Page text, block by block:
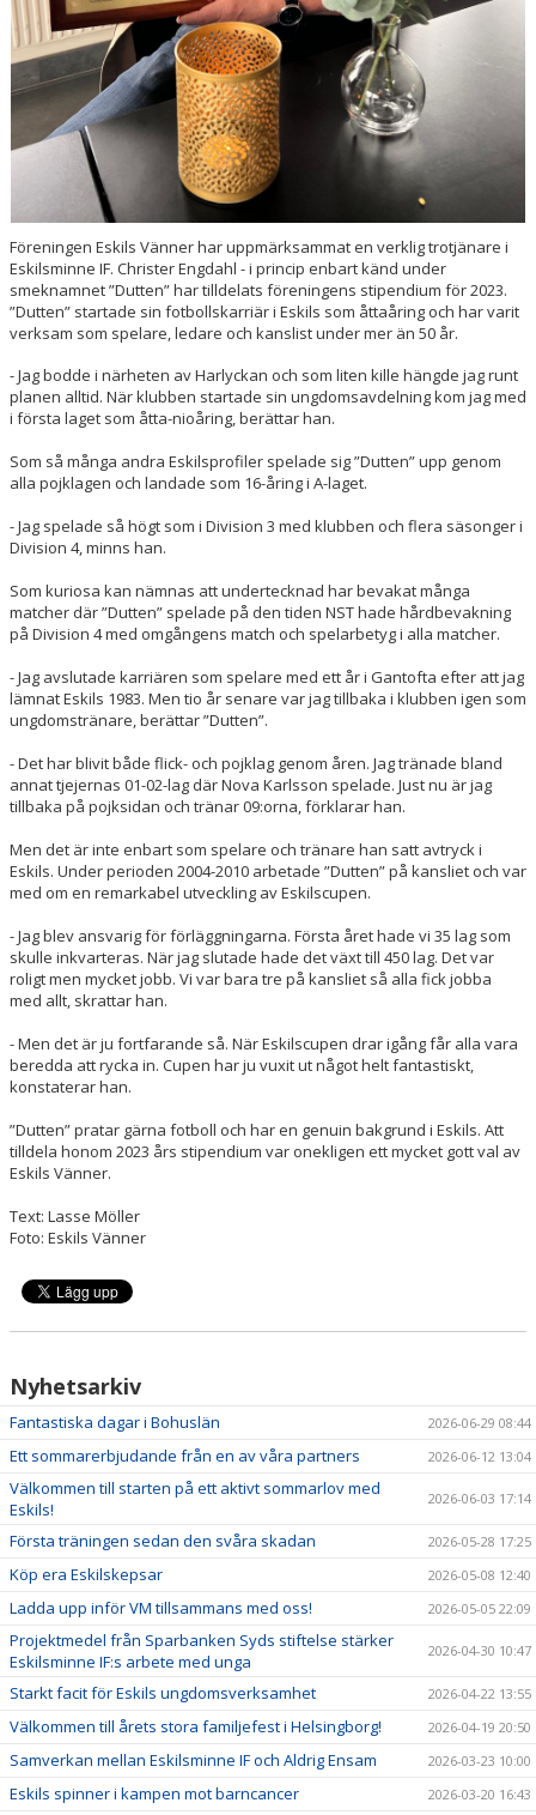
Föreningen Eskils Vänner har uppmärksammat en verklig trotjänare i
Eskilsminne IF. Christer Engdahl - i princip enbart känd under
smeknamnet ”Dutten” har tilldelats föreningens stipendium för 2023.
”Dutten” startade sin fotbollskarriär i Eskils som åttaåring och har varit
verksam som spelare, ledare och kanslist under mer än 50 år.
- Jag bodde i närheten av Harlyckan och som liten kille hängde jag runt
planen alltid. När klubben startade sin ungdomsavdelning kom jag med
i första laget som åtta-nioåring, berättar han.
Som så många andra Eskilsprofiler spelade sig ”Dutten” upp genom
alla pojklagen och landade som 16-åring i A-laget.
- Jag spelade så högt som i Division 3 med klubben och flera säsonger i
Division 4, minns han.
Som kuriosa kan nämnas att undertecknad har bevakat många
matcher där ”Dutten” spelade på den tiden NST hade hårdbevakning
på Division 4 med omgångens match och spelarbetyg i alla matcher.
- Jag avslutade karriären som spelare med ett år i Gantofta efter att jag
lämnat Eskils 1983. Men tio år senare var jag tillbaka i klubben igen som
ungdomstränare, berättar ”Dutten”.
- Det har blivit både flick- och pojklag genom åren. Jag tränade bland
annat tjejernas 01-02-lag där Nova Karlsson spelade. Just nu är jag
tillbaka på pojksidan och tränar 09:orna, förklarar han.
Men det är inte enbart som spelare och tränare han satt avtryck i
Eskils. Under perioden 2004-2010 arbetade ”Dutten” på kansliet och var
med om en remarkabel utveckling av Eskilscupen.
- Jag blev ansvarig för förläggningarna. Första året hade vi 35 lag som
skulle inkvarteras. När jag slutade hade det växt till 450 lag. Det var
roligt men mycket jobb. Vi var bara tre på kansliet så alla fick jobba
med allt, skrattar han.
- Men det är ju fortfarande så. När Eskilscupen drar igång får alla vara
beredda att rycka in. Cupen har ju vuxit ut något helt fantastiskt,
konstaterar han.
”Dutten” pratar gärna fotboll och har en genuin bakgrund i Eskils. Att
tilldela honom 2023 års stipendium var onekligen ett mycket gott val av
Eskils Vänner.
Text: Lasse Möller
Foto: Eskils Vänner
Nyhetsarkiv
Fantastiska dagar i Bohuslän 2026-06-29 08:44
Ett sommarerbjudande från en av våra partners 2026-06-12 13:04
Välkommen till starten på ett aktivt sommarlov med
Eskils!
2026-06-03 17:14
Första träningen sedan den svåra skadan 2026-05-28 17:25
Köp era Eskilskepsar 2026-05-08 12:40
Ladda upp inför VM tillsammans med oss! 2026-05-05 22:09
Projektmedel från Sparbanken Syds stiftelse stärker
Eskilsminne IF:s arbete med unga
2026-04-30 10:47
Starkt facit för Eskils ungdomsverksamhet 2026-04-22 13:55
Välkommen till årets stora familjefest i Helsingborg! 2026-04-19 20:50
Samverkan mellan Eskilsminne IF och Aldrig Ensam 2026-03-23 10:00
Eskils spinner i kampen mot barncancer 2026-03-20 16:43